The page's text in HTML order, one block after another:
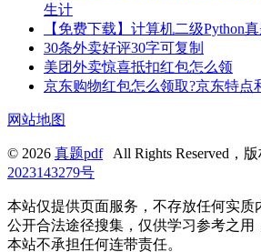
生计
【免费下载】计算机二级Python
30条外卖好评30字可复制
美团外卖惊喜抵扣红包怎么领
京东购物红包怎么领取?京东特点
网站地图
© 2026 真题pdfAll Rights Reserved，
2023143279号
本站仅提供页面服务，不存放任何实质
公开合法途径搜集，仅供学习参考之用
本站不承担任何连带责任。